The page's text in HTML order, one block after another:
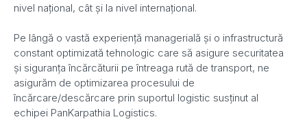
nivel național, cât și la nivel internațional.
Pe lângă o vastă experiență managerială și o infrastructură
constant optimizată tehnologic care să asigure securitatea
și siguranța încărcăturii pe întreaga rută de transport, ne
asigurăm de optimizarea procesului de
încărcare/descărcare prin suportul logistic susținut al
echipei PanKarpathia Logistics.